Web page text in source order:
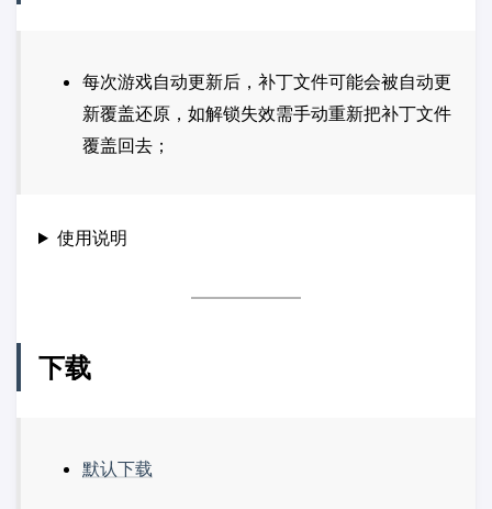
每次游戏自动更新后，补丁文件可能会被自动更
新覆盖还原，如解锁失效需手动重新把补丁文件
覆盖回去；
使用说明
下载
默认下载